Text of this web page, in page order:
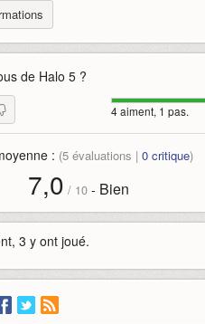
de Halo 5?
4 aiment, 1 pas.
: (5 évaluations |0 critique)
7,0 / 10 - Bien
3 y ont joué.